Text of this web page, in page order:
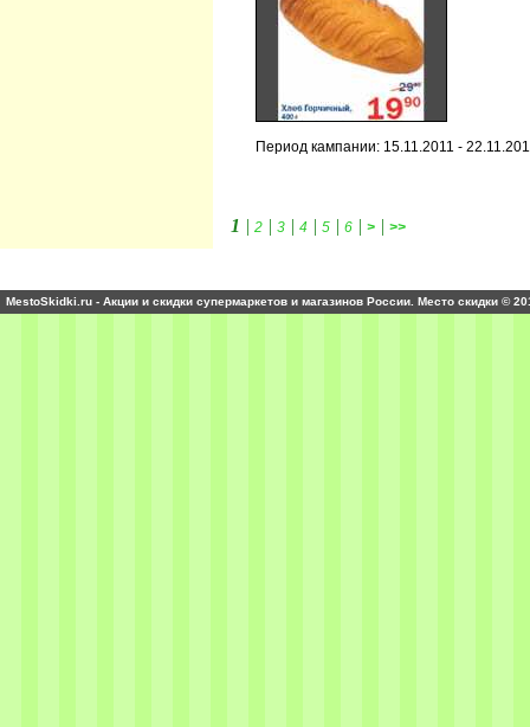
Период кампании: 15.11.2011 -
1 | 2 | 3 | 4 | 5 | 6 | > | >>
MestoSkidki.ru - Акции и скидки супермаркетов и магазинов России. Место скидки ©